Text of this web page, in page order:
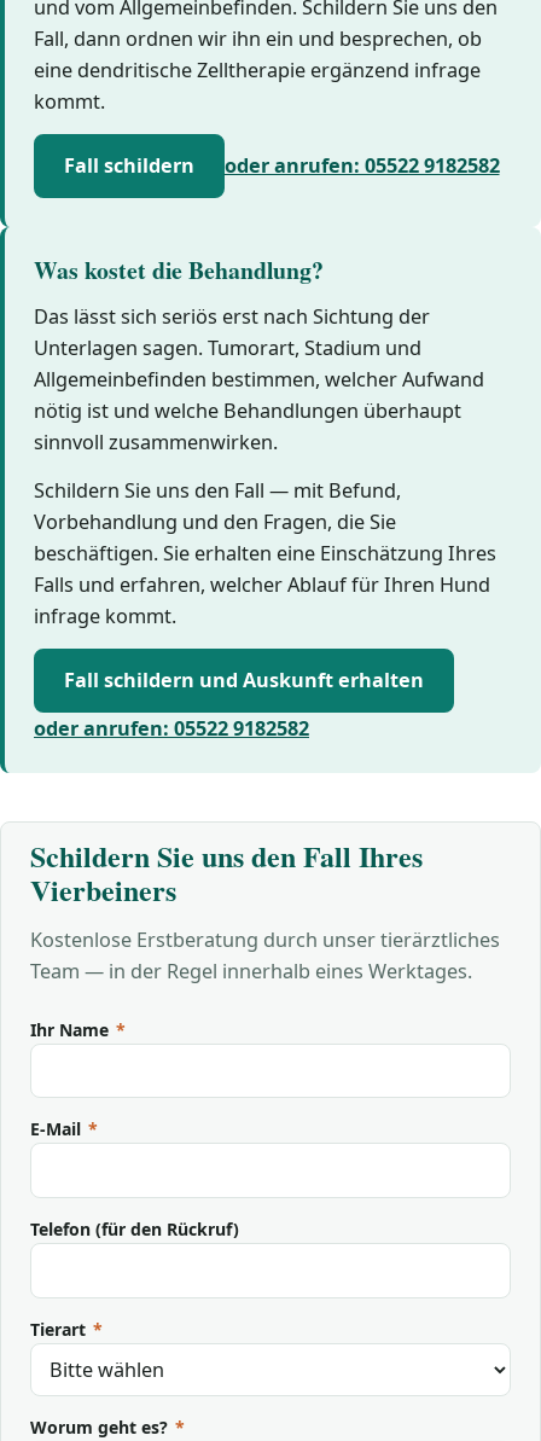
und vom Allgemeinbefinden. Schildern Sie uns den
Fall, dann ordnen wir ihn ein und besprechen, ob
eine dendritische Zelltherapie ergänzend infrage
kommt.
Fall schildern oder anrufen: 05522 9182582
Was kostet die Behandlung?
Das lässt sich seriös erst nach Sichtung der
Unterlagen sagen. Tumorart, Stadium und
Allgemeinbefinden bestimmen, welcher Aufwand
nötig ist und welche Behandlungen überhaupt
sinnvoll zusammenwirken.
Schildern Sie uns den Fall — mit Befund,
Vorbehandlung und den Fragen, die Sie
beschäftigen. Sie erhalten eine Einschätzung Ihres
Falls und erfahren, welcher Ablauf für Ihren Hund
infrage kommt.
Fall schildern und Auskunft erhalten
oder anrufen: 05522 9182582
Schildern Sie uns den Fall Ihres
Vierbeiners
Kostenlose Erstberatung durch unser tierärztliches
Team — in der Regel innerhalb eines Werktages.
Ihr Name *
E-Mail *
Telefon (für den Rückruf)
Tierart *
Worum geht es? *